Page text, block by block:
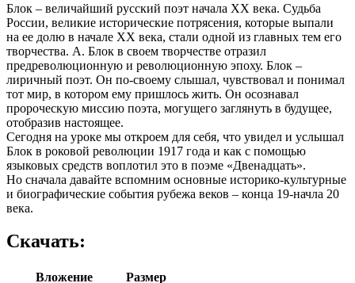
Блок – величайший русский поэт начала ХХ века. Судьба
России, великие исторические потрясения, которые выпали
на ее долю в начале XX века, стали одной из главных тем его
творчества. А. Блок в своем творчестве отразил
предреволюционную и революционную эпоху. Блок –
лиричный поэт. Он по-своему слышал, чувствовал и понимал
тот мир, в котором ему пришлось жить. Он осознавал
пророческую миссию поэта, могущего заглянуть в будущее,
отобразив настоящее.
Сегодня на уроке мы откроем для себя, что увидел и услышал
Блок в роковой революции 1917 года и как с помощью
языковых средств воплотил это в поэме «Двенадцать».
Но сначала давайте вспомним основные историко-культурные
и биографические события рубежа веков – конца 19-начла 20
века.
Скачать:
Вложение
Размер